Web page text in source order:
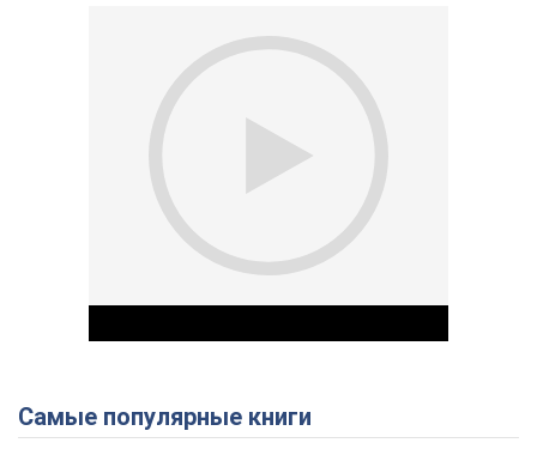
Самые популярные книги